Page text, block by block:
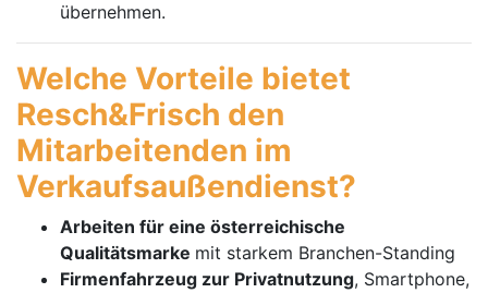
übernehmen.
Welche Vorteile bietet
Resch&Frisch den
Mitarbeitenden im
Verkaufsaußendienst?
Arbeiten für eine österreichische
Qualitätsmarke mit starkem Branchen-Standing
Firmenfahrzeug zur Privatnutzung, Smartphone,